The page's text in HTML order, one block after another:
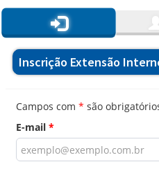
Inscrição Extensão
Campos com * são
E-mail *